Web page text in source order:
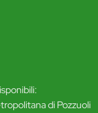
di Pozzuoli